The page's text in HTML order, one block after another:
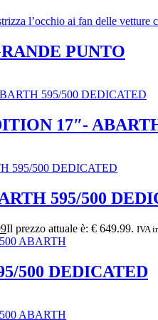
PUNTO
17″-
595/500
Il prezzo attuale è: € 649.99. IVA
500 DEDICATED